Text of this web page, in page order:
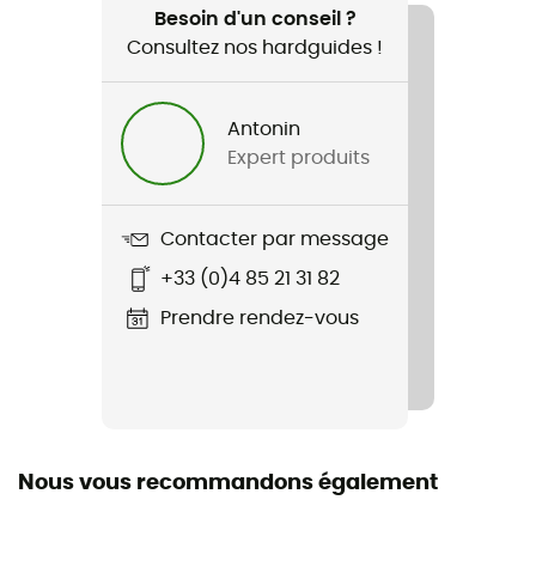
Trail / Vélo / Ski / Sports d'hiver
Homme / Femme
Nom du produit
Vigor Grid Fleece Beanie
Besoin d'un conseil ?
Consultez nos hardguides !
Antonin
Expert produits
Contacter par message
+33 (0)4 85 21 31 82
Prendre rendez-vous
Nous vous recommandons également